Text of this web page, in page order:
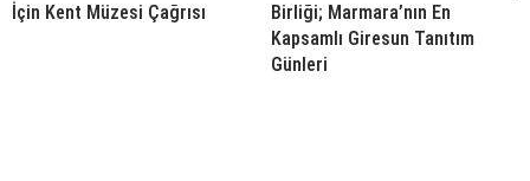
İçin Kent Müzesi Çağrısı
Birliği; Marmara’nın En
Kapsamlı Giresun Tanıtım
Günleri